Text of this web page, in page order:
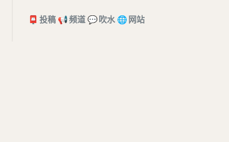
📮 投稿 📢频道💬吹水 🌐网站